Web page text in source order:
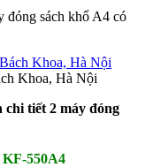
đóng sách khổ A4 có
Khoa, Hà Nội
chi tiết 2 máy đóng
KF-550A4